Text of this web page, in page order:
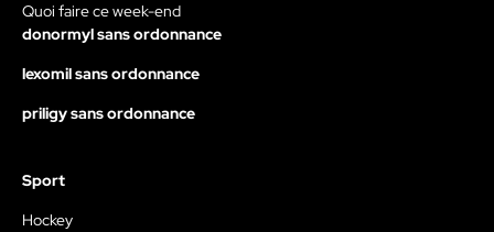
Quoi faire ce week-end
donormyl sans ordonnance
lexomil sans ordonnance
priligy sans ordonnance
Sport
Hockey